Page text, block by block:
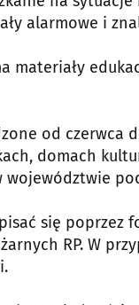
alarmowe i
materiały
od czerwca
domach
się poprzez
RP. W